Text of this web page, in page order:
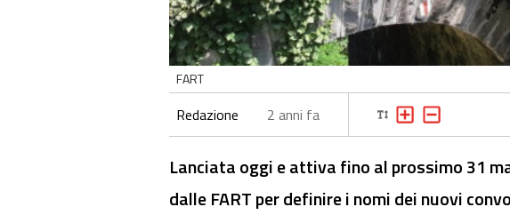
FART
Redazione 2 anni fa
Lanciata oggi e attiva fino al prossimo 31
dalle FART per definire i nomi dei nuovi